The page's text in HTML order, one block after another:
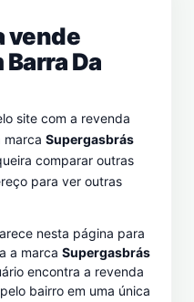
vende
Barra Da
site com a revenda
marca Supergasbrás
comparar outras
para ver outras
nesta página para
a marca Supergasbrás
encontra a revenda
bairro em uma única